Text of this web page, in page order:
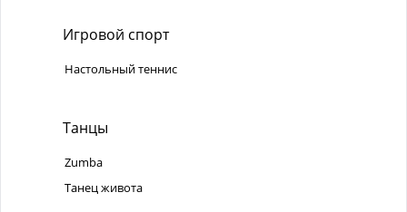
Игровой спорт
Настольный теннис
Танцы
Zumba
Танец живота